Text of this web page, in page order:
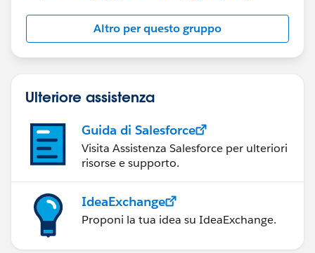
Altro per questo gruppo
Ulteriore assistenza
Guida di Salesforce
Visita Assistenza Salesforce per ulteriori
risorse e supporto.
IdeaExchange
Proponi la tua idea su IdeaExchange.